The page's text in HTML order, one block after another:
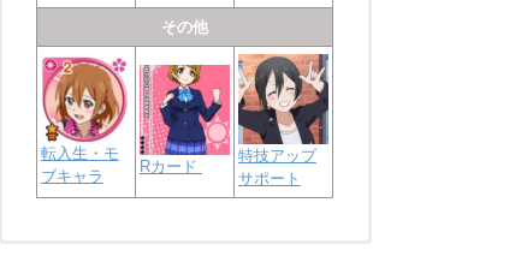
その他
転入生・モ
ブキャラ
Rカード
特技アップ
サポート